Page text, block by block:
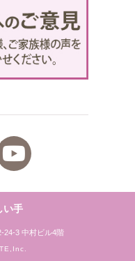
い手
24-3 中村ビル4階